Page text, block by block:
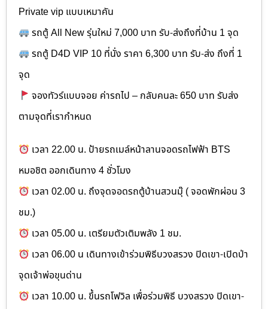
Private vip แบบเหมาคัน
รถตู้ All New รุ่นใหม่ 7,000 บาท รับ-ส่งถึงที่บ้าน 1 จุด
รถตู้ D4D VIP 10 ที่นั่ง ราคา 6,300 บาท รับ-ส่ง ถึงที่ 1
จุด
จองทัวร์แบบจอย ค่ารถไป – กลับคนละ 650 บาท รับส่ง
ตามจุดที่เรากำหนด
เวลา 22.00 น. ป้ายรถเมล์หน้าลานจอดรถไฟฟ้า BTS
หมอชิต ออกเดินทาง 4 ชั่วโมง
เวลา 02.00 น. ถึงจุดจอดรถตู้บ้านสวนมุ๊ ( จอดพักผ่อน 3
ชม.)
เวลา 05.00 น. เตรียมตัวเติมพลัง 1 ชม.
เวลา 06.00 น เดินทางเข้าร่วมพิธีบวงสรวง ปิดเขา-เปิดป่า
จุดเจ้าพ่อขุนด่าน
เวลา 10.00 น. ขึ้นรถโฟวิล เพื่อร่วมพิธี บวงสรวง ปิดเขา-